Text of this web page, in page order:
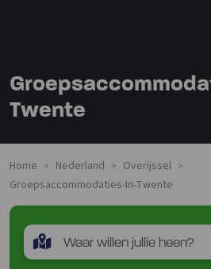
Twente
Home > Nederland > Overijssel >
Groepsaccommodaties-In-Twente